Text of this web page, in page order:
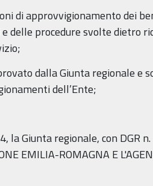
di approvvigionamento dei
delle procedure svolte dietro
dalla Giunta regionale
dell’Ente;
Giunta regionale, con DGR
EMILIA-ROMAGNA E